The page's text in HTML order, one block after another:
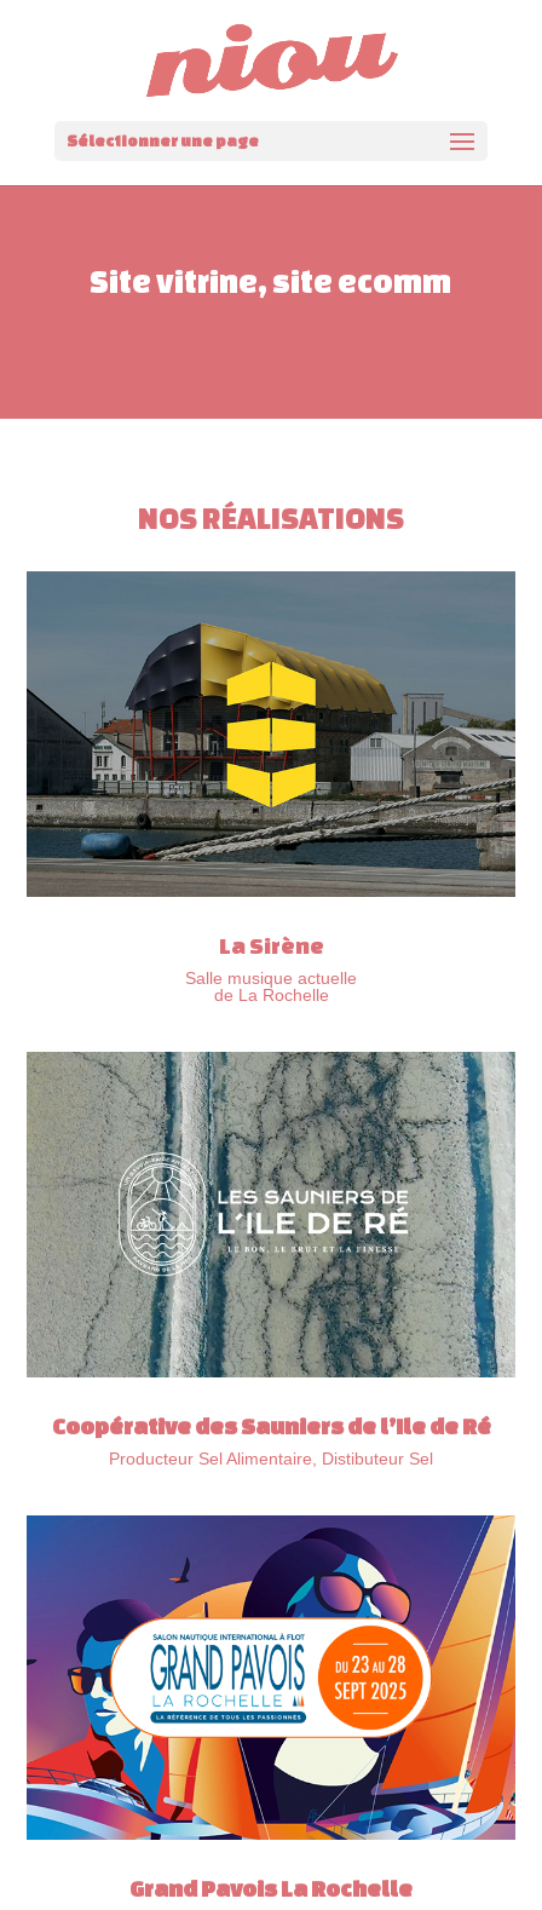
Sélectionner une page
NOS RÉALISATIONS
La Sirène
Salle musique actuelle
de La Rochelle
Coopérative des Sauniers de l’Ile de Ré
Producteur Sel Alimentaire, Distibuteur Sel
Grand Pavois La Rochelle